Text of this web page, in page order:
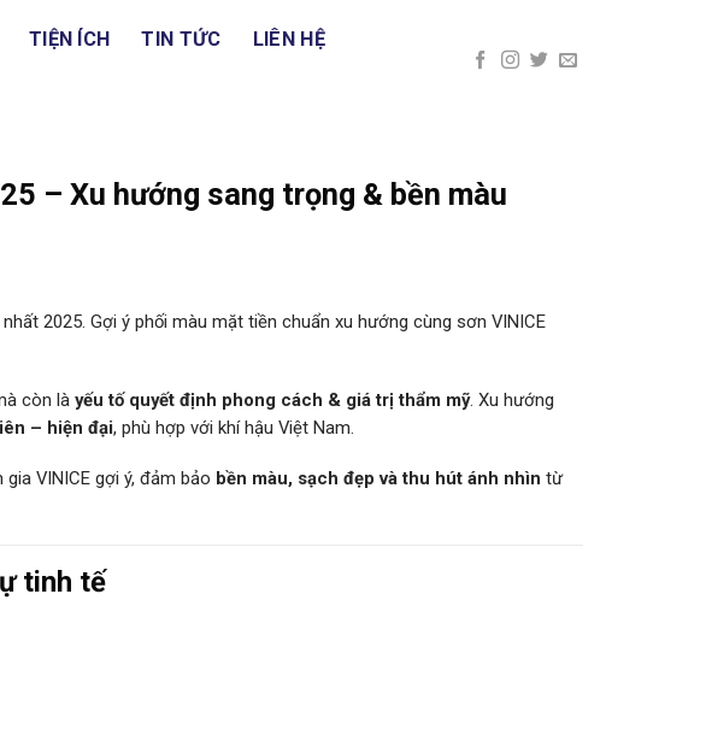
TIỆN ÍCH TIN TỨC
LIÊN HỆ
– Xu hướng sang trọng & bền màu
2025. Gợi ý phối màu mặt tiền chuẩn xu hướng cùng sơn VINICE
còn là yếu tố quyết định phong cách & giá trị thẩm mỹ. Xu hướng
– hiện đại, phù hợp với khí hậu Việt Nam.
VINICE gợi ý, đảm bảo bền màu, sạch đẹp và thu hút ánh nhìn từ
tinh tế